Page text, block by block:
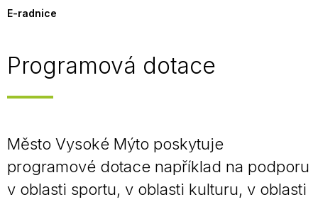
E-radnice
Programová dotace
Město Vysoké Mýto poskytuje
programové dotace například na podporu
v oblasti sportu, v oblasti kulturu, v oblasti